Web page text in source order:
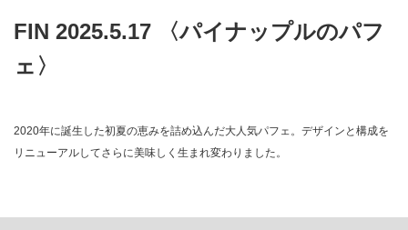
FIN 2025.5.17 〈パイナップルのパフ
ェ〉
2020年に誕生した初夏の恵みを詰め込んだ大人気パフェ。デザインと構成を
リニューアルしてさらに美味しく生まれ変わりました。